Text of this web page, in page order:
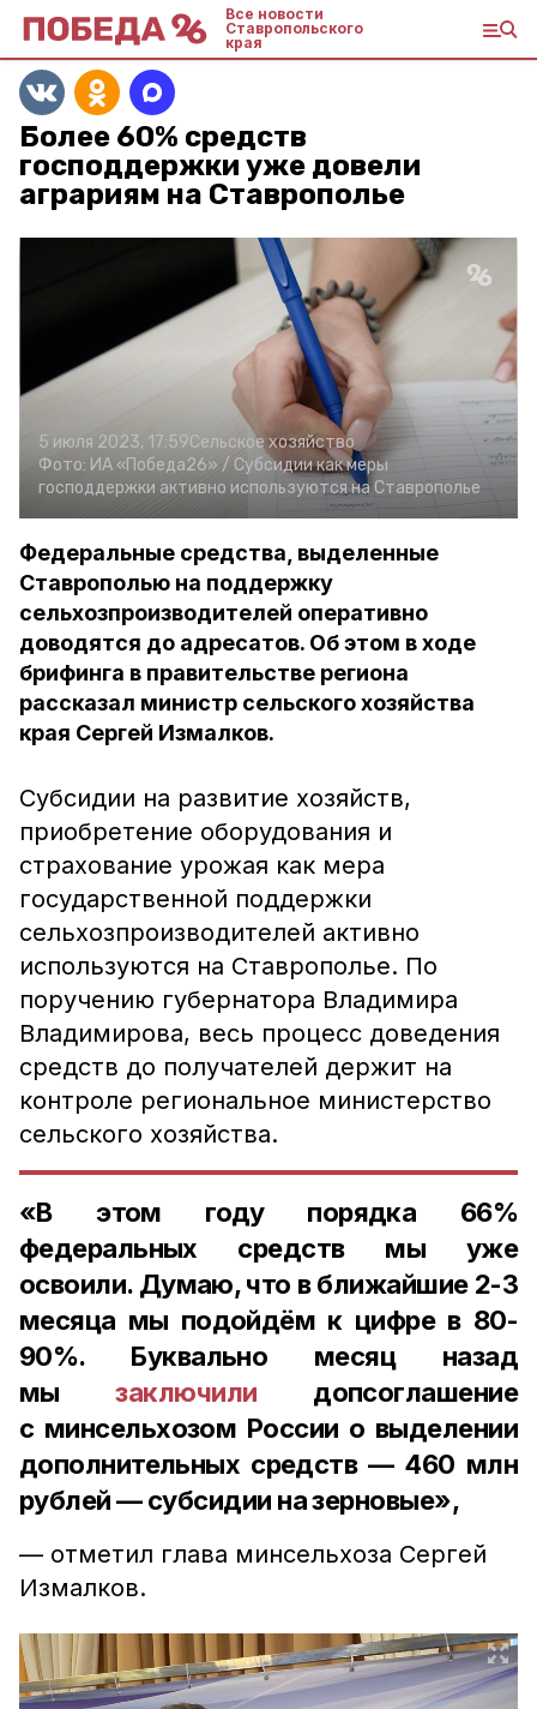
Все новости
Ставропольского
края
Более 60% средств
господдержки уже довели
аграриям на Ставрополье
5 июля 2023, 17:59Сельское хозяйство
Фото: ИА «Победа26» / Субсидии как меры
господдержки активно используются на Ставрополье
Федеральные средства, выделенные
Ставрополью на поддержку
сельхозпроизводителей оперативно
доводятся до адресатов. Об этом в ходе
брифинга в правительстве региона
рассказал министр сельского хозяйства
края Сергей Измалков.
Субсидии на развитие хозяйств,
приобретение оборудования и
страхование урожая как мера
государственной поддержки
сельхозпроизводителей активно
используются на Ставрополье. По
поручению губернатора Владимира
Владимирова, весь процесс доведения
средств до получателей держит на
контроле региональное министерство
сельского хозяйства.
«В этом году порядка 66%
федеральных средств мы уже
освоили. Думаю, что в ближайшие 2-3
месяца мы подойдём к цифре в 80-
90%. Буквально месяц назад
мызаключили допсоглашение
с минсельхозом России о выделении
дополнительных средств — 460 млн
рублей — субсидии на зерновые»,
— отметил глава минсельхоза Сергей
Измалков.